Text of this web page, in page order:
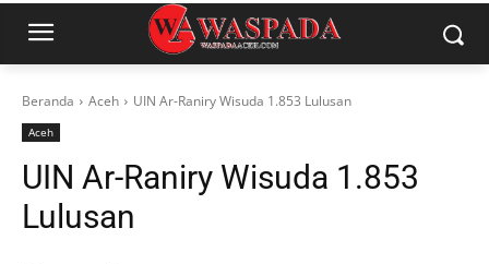
Beranda Aceh UIN Ar-Raniry Wisuda 1.853 Lulusan
Aceh
UIN Ar-Raniry Wisuda 1.853
Lulusan